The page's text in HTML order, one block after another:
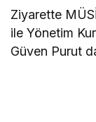
Ziyarette
ile Yönetim
Güven Purut